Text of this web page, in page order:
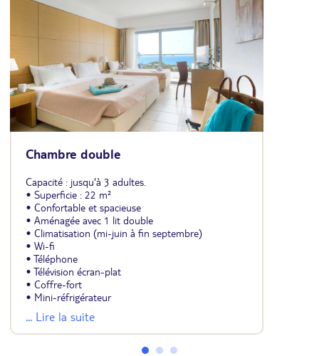
Chambre double
Capacité : jusqu'à 3 adultes.
• Superficie : 22 m²
• Confortable et spacieuse
• Aménagée avec 1 lit double
• Climatisation (mi-juin à fin septembre)
• Wi-fi
• Téléphone
• Télévision écran-plat
• Coffre-fort
• Mini-réfrigérateur
• Carrelage ou sol stratifié
• Salle de bains avec douche ou baignoire
• Sèche-cheveux
• La plupart avec balcon ou terrasse.
... Lire la suite